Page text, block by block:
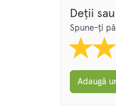
Deții
Spune-ți
Adaugă